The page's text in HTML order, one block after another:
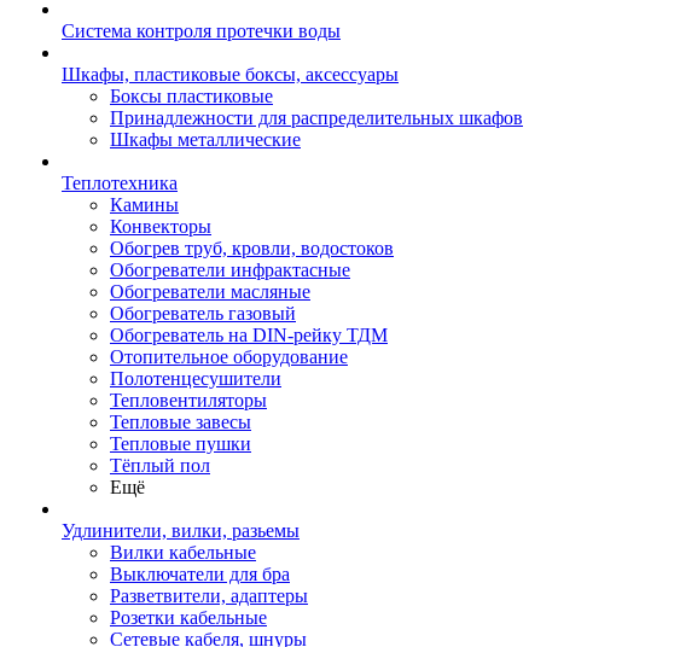
Система контроля протечки воды
Шкафы, пластиковые боксы, аксессуары
Боксы пластиковые
Принадлежности для распределительных шкафов
Шкафы металлические
Теплотехника
Камины
Конвекторы
Обогрев труб, кровли, водостоков
Обогреватели инфрактасные
Обогреватели масляные
Обогреватель газовый
Обогреватель на DIN-рейку ТДМ
Отопительное оборудование
Полотенцесушители
Тепловентиляторы
Тепловые завесы
Тепловые пушки
Тёплый пол
Ещё
Удлинители, вилки, разьемы
Вилки кабельные
Выключатели для бра
Разветвители, адаптеры
Розетки кабельные
Сетевые кабеля, шнуры